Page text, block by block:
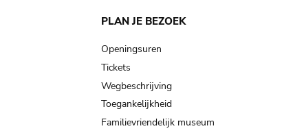
Main
navigation
PLAN JE BEZOEK
Openingsuren
Tickets
Wegbeschrijving
Toegankelijkheid
Familievriendelijk museum